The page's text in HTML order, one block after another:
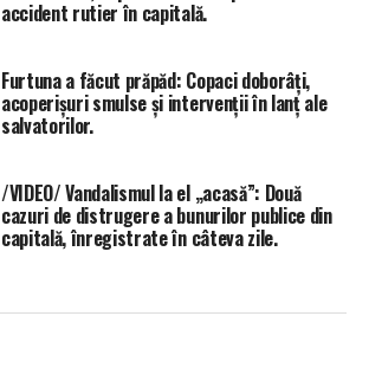
accident rutier în capitală.
Furtuna a făcut prăpăd: Copaci doborâți,
acoperișuri smulse și intervenții în lanț ale
salvatorilor.
/VIDEO/ Vandalismul la el „acasă”: Două
cazuri de distrugere a bunurilor publice din
capitală, înregistrate în câteva zile.